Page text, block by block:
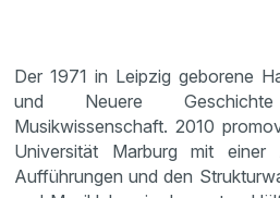
Der 1971 in Leipzig geborene
und Neuere
Musikwissenschaft. 2010
Universität Marburg mit
Aufführungen und den